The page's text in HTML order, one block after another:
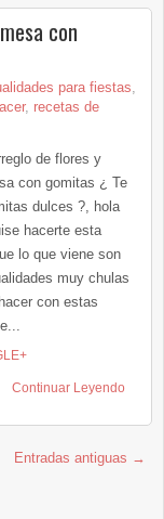
con
para fiestas
, recetas de
de flores y
con gomitas ¿ Te
dulces ?, hola
hacerte esta
lo que viene son
muy chulas
con estas
Continuar Leyendo
Entradas antiguas →